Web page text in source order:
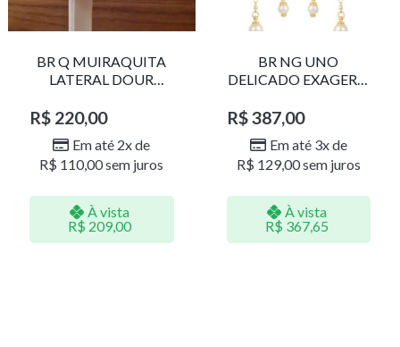
BR Q MUIRAQUITA
LATERAL DOUR
R$ 220,00
Em até 2x de
R$ 110,00sem juros
À vista
R$ 209,00
BR NG UNO
DELICADO EXAGERO
R$387,00
Em até 3x de
R$ 129,00sem juros
À vista
R$ 367,65